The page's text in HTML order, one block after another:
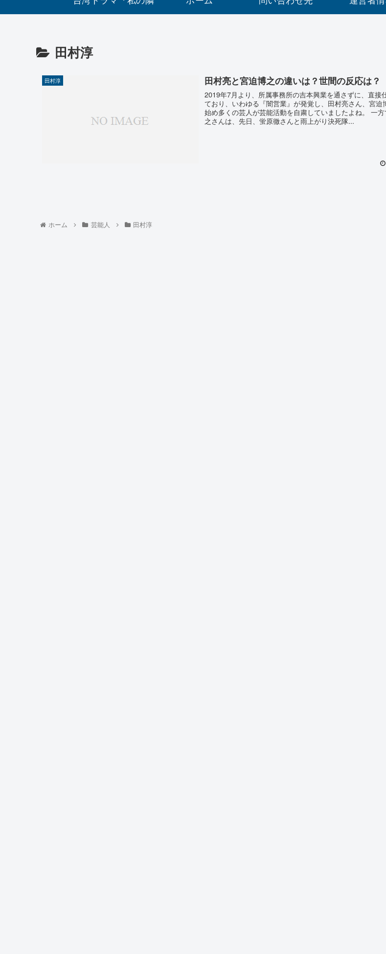
とキャストを紹
田村淳
田村淳 田村亮と宮迫博之の違いは？世間の反応は？
2019年7月より、所属事務所の吉本興業を通さずに、直接
ており、いわゆる『闇営業』が発覚し、田村亮さん、宮迫
始め多くの芸人が芸能活動を自粛していましたよね。 一
之さんは、先日、蛍原徹さんと雨上がり決死隊...
ホーム 芸能人 田村淳